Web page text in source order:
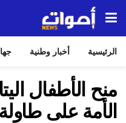
الرئيسية أخبار وطنية
منح الأطفال
الأمة على